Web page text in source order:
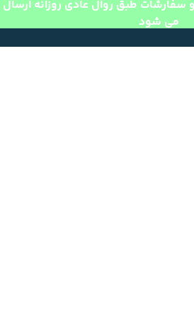
طبق روال عادی روزانه ارسال
می شود